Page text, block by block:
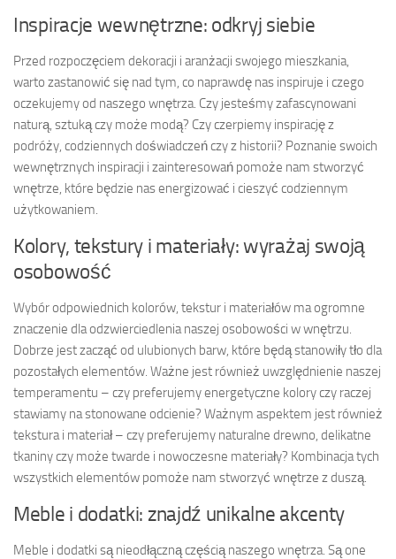
Inspiracje wewnętrzne: odkryj siebie
Przed rozpoczęciem dekoracji i aranżacji swojego mieszkania,
warto zastanowić się nad tym, co naprawdę nas inspiruje i czego
oczekujemy od naszego wnętrza. Czy jesteśmy zafascynowani
naturą, sztuką czy może modą? Czy czerpiemy inspirację z
podróży, codziennych doświadczeń czy z historii? Poznanie swoich
wewnętrznych inspiracji i zainteresowań pomoże nam stworzyć
wnętrze, które będzie nas energizować i cieszyć codziennym
użytkowaniem.
Kolory, tekstury i materiały: wyrażaj swoją
osobowość
Wybór odpowiednich kolorów, tekstur i materiałów ma ogromne
znaczenie dla odzwierciedlenia naszej osobowości w wnętrzu.
Dobrze jest zacząć od ulubionych barw, które będą stanowiły tło dla
pozostałych elementów. Ważne jest również uwzględnienie naszej
temperamentu – czy preferujemy energetyczne kolory czy raczej
stawiamy na stonowane odcienie? Ważnym aspektem jest również
tekstura i materiał – czy preferujemy naturalne drewno, delikatne
tkaniny czy może twarde i nowoczesne materiały? Kombinacja tych
wszystkich elementów pomoże nam stworzyć wnętrze z duszą.
Meble i dodatki: znajdź unikalne akcenty
Meble i dodatki są nieodłączną częścią naszego wnętrza. Są one